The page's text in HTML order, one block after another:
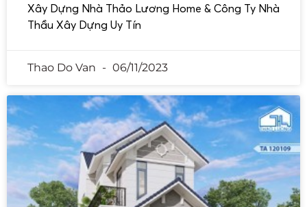
Xây Dựng Nhà Thảo Lương Home & Công Ty Nhà
Thầu Xây Dựng Uy Tín
Thao Do Van 06/11/2023